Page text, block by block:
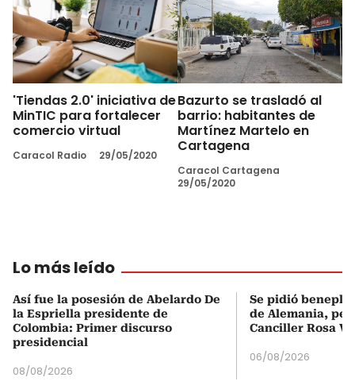
'Tiendas 2.0' iniciativa de
MinTIC para fortalecer
comercio virtual
Caracol Radio 29/05/2020
Bazurto se trasladó al
barrio: habitantes de
Martínez Martelo en
Cartagena
Caracol Cartagena
29/05/2020
Lo más leído
Así fue la posesión de Abelardo De
la Espriella presidente de
Colombia: Primer discurso
presidencial
08/08/2026
Se pidió
de Alemania,
Canciller Rosa
06/08/2026